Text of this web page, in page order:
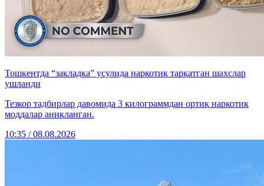
Тошкентда “закладка” усулида наркотик тарқатган шахслар
ушланди
Тезкор тадбирлар давомида 3 килограммдан ортиқ наркотик
моддалар аниқланган.
10:35 / 08.08.2026